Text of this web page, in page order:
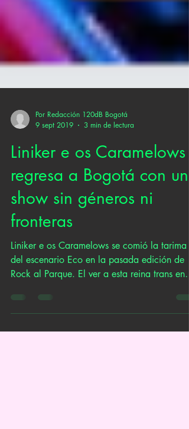
9 sept 2019
3 min de lectura
Liniker e os Caramelows
regresa a Bogotá con un
show sin géneros ni
fronteras
Liniker e os Caramelows se comió la tarima
del escenario Eco en la pasada edición de
Rock al Parque. El ver a esta reina trans en
medio...